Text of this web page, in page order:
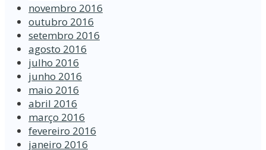
novembro 2016
outubro 2016
setembro 2016
agosto 2016
julho 2016
junho 2016
maio 2016
abril 2016
março 2016
fevereiro 2016
janeiro 2016